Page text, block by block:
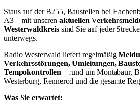
Staus auf der B255, Baustellen bei
A3 – mit unseren aktuellen
Westerwaldkreis sind Sie auf jeder
unterwegs.
Radio Westerwald liefert regelmäßig
Verkehrsstörungen, Umleitungen,
Tempokontrollen – rund um Montabaur,
Westerburg, Rennerod und die gesamte
Was Sie erwartet: